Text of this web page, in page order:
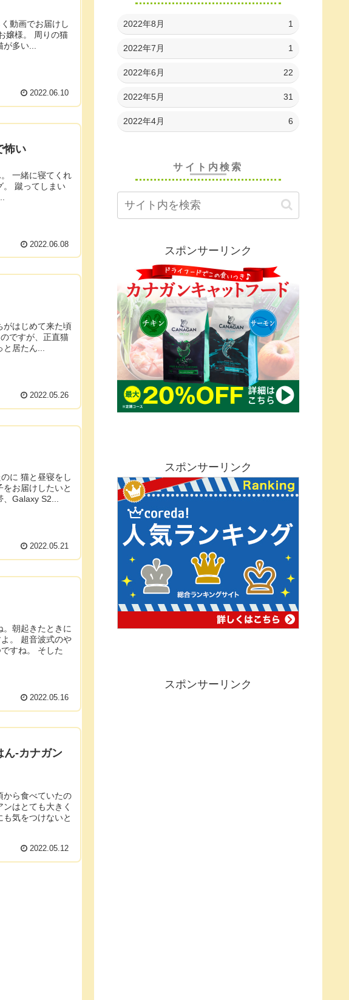
動画でお届けし
い猫が多い...
2022.06.10
怖い
れ
2022.06.08
はずっと居たん...
2022.05.26
をし
帯、Galaxy S2...
2022.05.21
のや
そした
2022.05.16
ん-カナガン
2022.05.12
2022年8月 1
2022年7月 1
2022年6月 22
2022年5月 31
2022年4月 6
サイト内検索
スポンサーリンク
スポンサーリンク
スポンサーリンク